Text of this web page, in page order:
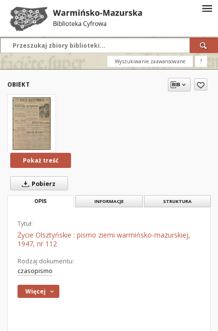
Wyszukiwanie zaawansowane ?
OBIEKT
Pokaż treść
Pobierz
OPIS INFORMACJE STRUKTURA
Tytuł:
Życie Olsztyńskie : pismo ziemi warmińsko-mazurskiej,
1947, nr 112
Rodzaj dokumentu:
czasopismo
Więcej